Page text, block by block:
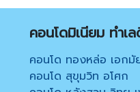
คอนโดมิเนียม ทำเ
คอนโด ทองหล่อ เอก
คอนโด สุขุมวิท อโศก